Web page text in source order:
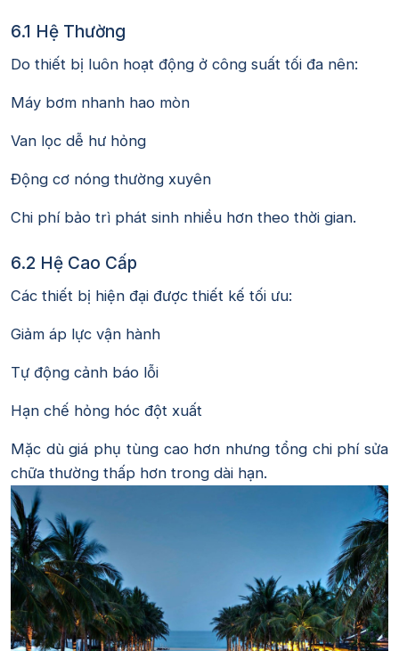
6.1 Hệ Thường
Do thiết bị luôn hoạt động ở công suất tối đa nên:
Máy bơm nhanh hao mòn
Van lọc dễ hư hỏng
Động cơ nóng thường xuyên
Chi phí bảo trì phát sinh nhiều hơn theo thời gian.
6.2 Hệ Cao Cấp
Các thiết bị hiện đại được thiết kế tối ưu:
Giảm áp lực vận hành
Tự động cảnh báo lỗi
Hạn chế hỏng hóc đột xuất
Mặc dù giá phụ tùng cao hơn nhưng tổng chi phí sửa
chữa thường thấp hơn trong dài hạn.